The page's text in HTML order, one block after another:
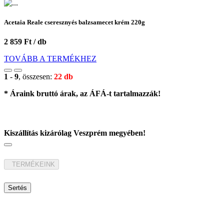
Acetaia Reale cseresznyés balzsamecet krém 220g
2 859 Ft / db
TOVÁBB A TERMÉKHEZ
1 - 9, összesen: 22 db
* Áraink bruttó árak, az ÁFÁ-t tartalmazzák!
Kiszállítás kizárólag Veszprém megyében!
TERMÉKEINK
Sertés